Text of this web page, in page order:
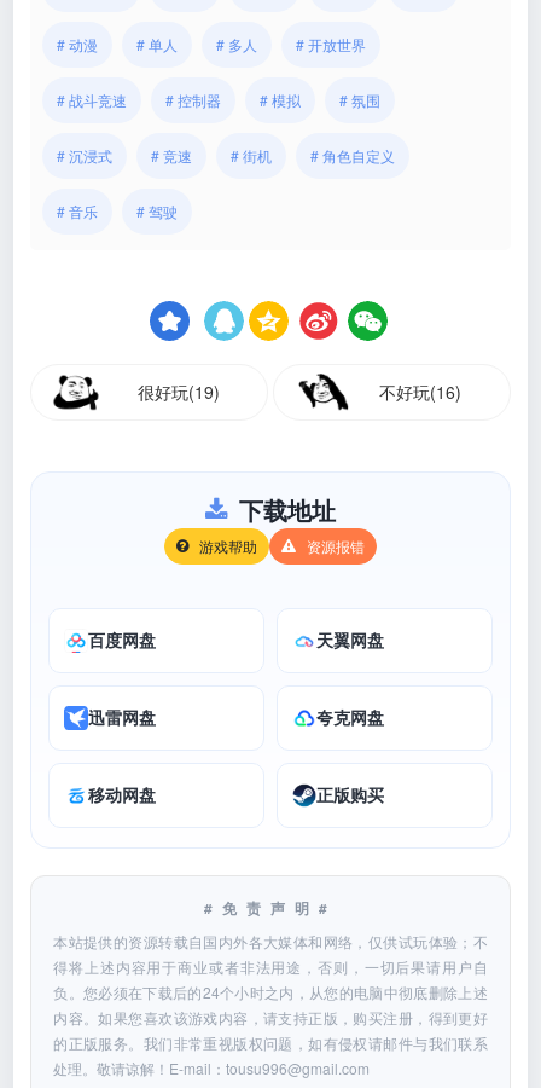
# 动漫 # 单人 # 多人 # 开放世界
# 战斗竞速 # 控制器 # 模拟 # 氛围
# 沉浸式 # 竞速 # 街机 # 角色自定义
# 音乐 # 驾驶
很好玩(19) 不好玩(16)
下载地址
游戏帮助 资源报错
百度网盘 天翼网盘
迅雷网盘 夸克网盘
移动网盘 正版购买
#免责声明#
本站提供的资源转载自国内外各大媒体和网络，仅供试玩体验；不
得将上述内容用于商业或者非法用途，否则，一切后果请用户自
负。您必须在下载后的24个小时之内，从您的电脑中彻底删除上述
内容。如果您喜欢该游戏内容，请支持正版，购买注册，得到更好
的正版服务。我们非常重视版权问题，如有侵权请邮件与我们联系
处理。敬请谅解！E-mail：tousu996@gmail.com